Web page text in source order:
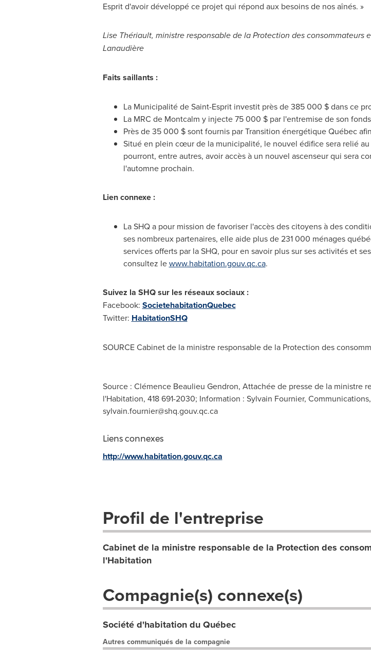
Espritd'avoir développé ce projet qui répond aux besoins de nos aînés. »
Lise Thériault, ministre responsable de la Protection des
Lanaudière
Faits saillants :
La Municipalité deSaint-Espritinvestit près de 385 000 $ dans ce
La MRC de Montcalm y injecte 75 000 $ par l'entremise de son
Près de 35 000 $ sontfournispar Transition énergétique Québec
Situé en plein cœur de la municipalité, le nouvel édifice sera relié au
pourront, entre autres, avoir accès à un nouvel ascenseur qui sera
l'automne prochain.
Lien connexe :
La SHQ a pour mission de favoriser l'accès des citoyens à des
ses nombreux partenaires, elle aide plus de 231 000 ménages
services offerts par la SHQ, pour en savoir plus sur ses activités et
consultez lewww.habitation.gouv.qc.ca.
Suivez la SHQ sur les réseaux sociaux:
Facebook: SocietehabitationQuebec
Twitter: HabitationSHQ
SOURCE Cabinet de la ministre responsable de la Protection des
Source : Clémence Beaulieu Gendron, Attachée de presse de la ministre
l'Habitation, 418 691-2030; Information : Sylvain Fournier,
sylvain.fournier@shq.gouv.qc.ca
Liens connexes
http://www.habitation.gouv.qc.ca
Profil de l'entreprise
Cabinet de la ministre responsable de la Protection des
l'Habitation
Compagnie(s) connexe(s)
Société d'habitation du Québec
Autres communiqués de la compagnie